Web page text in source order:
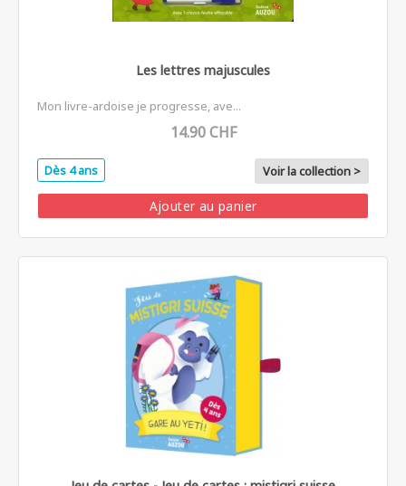
Les lettres majuscules
Mon livre-ardoise je progresse, ave...
14.90 CHF
Dès 4 ans Voir la collection >
Ajouter au panier